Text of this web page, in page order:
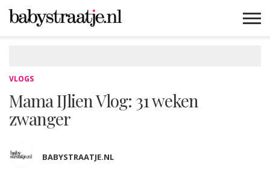
VLOGS
Mama IJlien Vlog: 31 weken
zwanger
BABYSTRAATJE.NL